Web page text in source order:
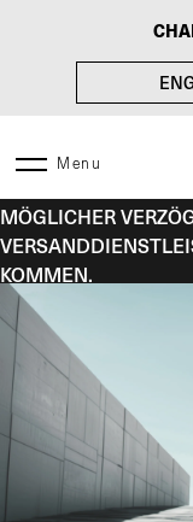
Menu
MÖGLICHER
KOMMEN.